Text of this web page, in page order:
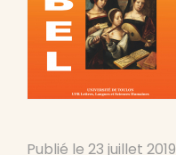
Publié le 23 juillet 2019